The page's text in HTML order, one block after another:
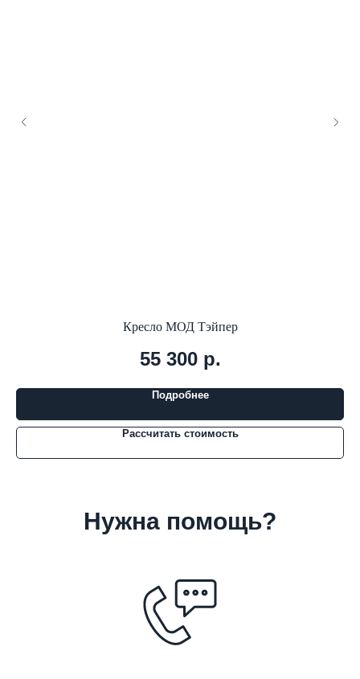
Кресло МОД Тэйпер
55 300 р.
Подробнее
Рассчитать стоимость
Нужна помощь?